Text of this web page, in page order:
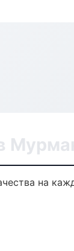
на